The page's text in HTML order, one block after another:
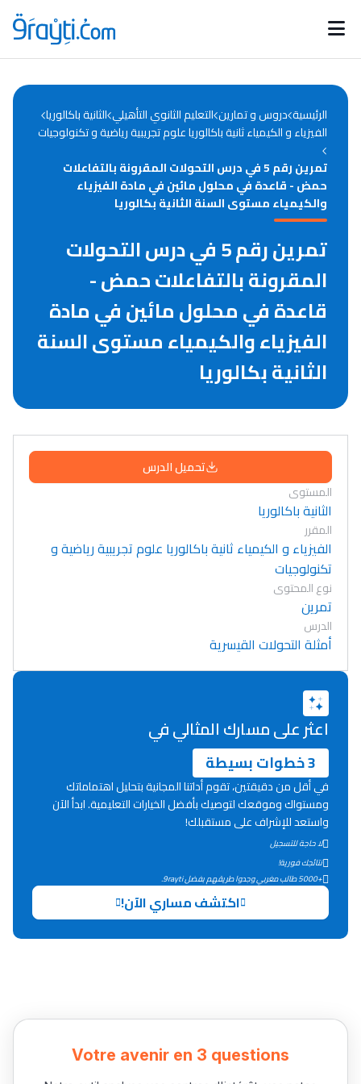
Catégories
d'actualités
Annonces bourses
Lycée Maroc
التعليم الثانوي التأهيلي
Collège au Maroc
Post-Bac
+ de 78 Sujets
+ de 89 Interviews/Vidéos
الرئيسية دروس و تمارين التعليم الثانوي التأهيلي الثانية باكالوريا
الفيزياء و الكيمياء ثانية باكالوريا علوم تجريبية رياضية و تكنولوجيات
تمرين رقم 5 في درس التحولات المقرونة بالتفاعلات
حمض - قاعدة في محلول مائين في مادة الفيزياء
والكيمياء مستوى السنة الثانية بكالوريا
تمرين رقم 5 في درس التحولات
المقرونة بالتفاعلات حمض -
قاعدة في محلول مائين في مادة
الفيزياء والكيمياء مستوى السنة
الثانية بكالوريا
تحميل الدرس
المستوى
الثانية باكالوريا
المقرر
الفيزياء و الكيمياء ثانية باكالوريا علوم تجريبية رياضية و
تكنولوجيات
نوع المحتوى
تمرين
الدرس
أمثلة التحولات القيسرية
اعثر على مسارك المثالي في
3 خطوات بسيطة
في أقل من دقيقتين، تقوم أداتنا المجانية بتحليل اهتماماتك
ومستواك وموقعك لتوصيك بأفضل الخيارات التعليمية. ابدأ الآن
واستعد للإشراف على مستقبلك!
لا حاجة للتسجيل
نتائجك فورية!
+5000 طالب مغربي وجدوا طريقهم بفضل 9rayti.
اكتشف مساري الآن!
Votre avenir en 3 questions